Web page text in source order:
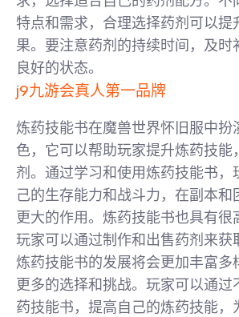
特点和需求，合理选择药剂可以提
果。要注意药剂的持续时间，及时
良好的状态。
j9九游会真人第一品牌
炼药技能书在魔兽世界怀旧服中扮
色，它可以帮助玩家提升炼药技能
剂。通过学习和使用炼药技能书，
己的生存能力和战斗力，在副本和
更大的作用。炼药技能书也具有很
玩家可以通过制作和出售药剂来获
炼药技能书的发展将会更加丰富多
更多的选择和挑战。玩家可以通过
药技能书，提高自己的炼药技能，